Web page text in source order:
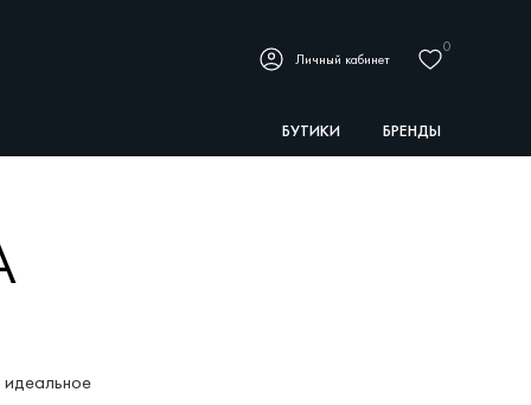
Личный кабинет
0
БУТИКИ БРЕНДЫ